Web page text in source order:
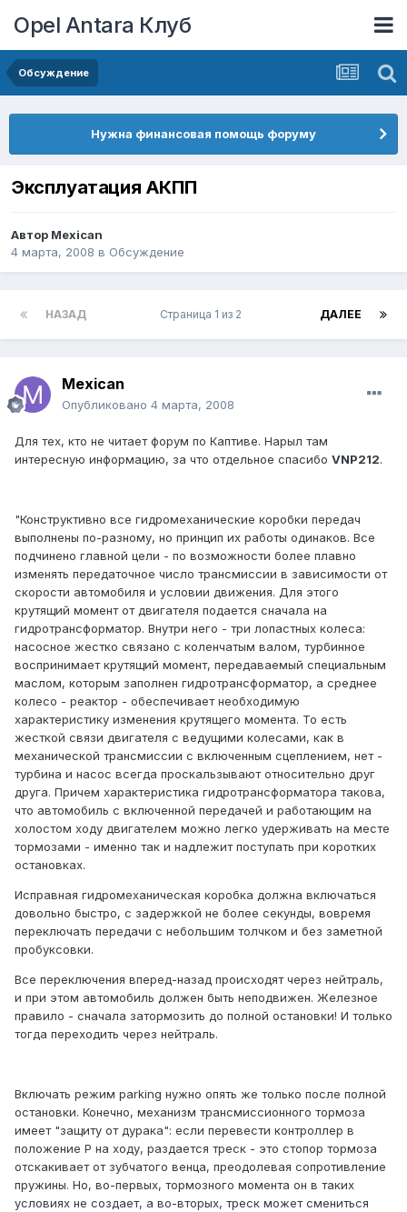
Opel Antara Клуб
Обсуждение
Нужна финансовая помощь форуму
Эксплуатация АКПП
Автор Mexican
4 марта, 2008 в Обсуждение
НАЗАД ДАЛЕЕ
Страница 1 из 2
Mexican
Опубликовано 4 марта, 2008
Для тех, кто не читает форум по Каптиве. Нарыл там
интересную информацию, за что отдельное спасибо VNP212.
"Конструктивно все гидромеханические коробки передач
выполнены по-разному, но принцип их работы одинаков. Все
подчинено главной цели - по возможности более плавно
изменять передаточное число трансмиссии в зависимости от
скорости автомобиля и условии движения. Для этого
крутящий момент от двигателя подается сначала на
гидротрансформатор. Внутри него - три лопастных колеса:
насосное жестко связано с коленчатым валом, турбинное
воспринимает крутящий момент, передаваемый специальным
маслом, которым заполнен гидротрансформатор, а среднее
колесо - реактор - обеспечивает необходимую
характеристику изменения крутящего момента. То есть
жесткой связи двигателя с ведущими колесами, как в
механической трансмиссии с включенным сцеплением, нет -
турбина и насос всегда проскальзывают относительно друг
друга. Причем характеристика гидротрансформатора такова,
что автомобиль с включенной передачей и работающим на
холостом ходу двигателем можно легко удерживать на месте
тормозами - именно так и надлежит поступать при коротких
остановках.
Исправная гидромеханическая коробка должна включаться
довольно быстро, с задержкой не более секунды, вовремя
переключать передачи с небольшим толчком и без заметной
пробуксовки.
Все переключения вперед-назад происходят через нейтраль,
и при этом автомобиль должен быть неподвижен. Железное
правило - сначала затормозить до полной остановки! И только
тогда переходить через нейтраль.
Включать режим parking нужно опять же только после полной
остановки. Конечно, механизм трансмиссионного тормоза
имеет "защиту от дурака": если перевести контроллер в
положение P на ходу, раздается треск - это стопор тормоза
отскакивает от зубчатого венца, преодолевая сопротивление
пружины. Но, во-первых, тормозного момента он в таких
условиях не создает, а во-вторых, треск может смениться